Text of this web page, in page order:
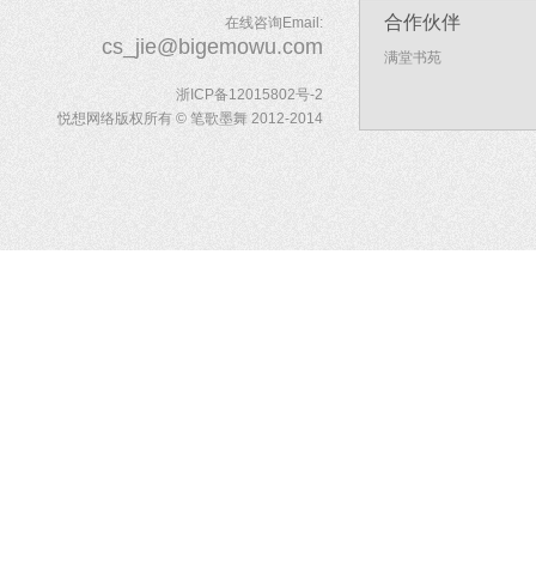
在线咨询Email:
cs_jie@bigemowu.com
浙ICP备12015802号-2
悦想网络版权所有 © 笔歌墨舞 2012-2014
合作伙伴
满堂书苑